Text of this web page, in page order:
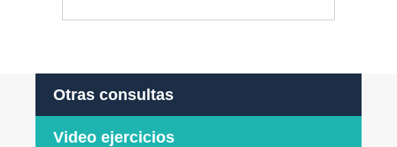
Otras consultas
Video ejercicios